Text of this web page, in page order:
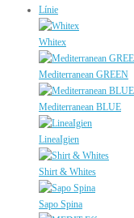
Línie
Whitex
Mediterranean GREEN
Mediterranean BLUE
LineaIgien
Shirt & Whites
Sapo Spina